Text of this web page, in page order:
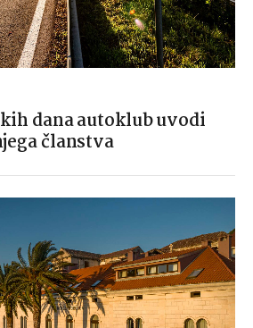
dana autoklub uvodi
članstva